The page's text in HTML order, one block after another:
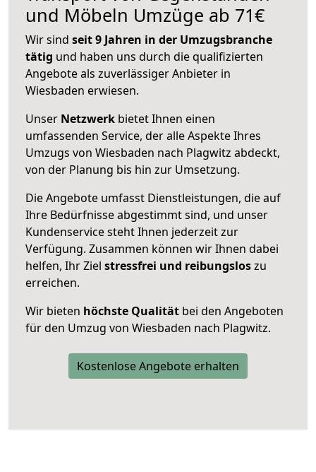
und Möbeln Umzüge ab 71€
Wir sind seit 9 Jahren in der Umzugsbranche
tätig und haben uns durch die qualifizierten
Angebote als zuverlässiger Anbieter in
Wiesbaden erwiesen.
Unser Netzwerk bietet Ihnen einen
umfassenden Service, der alle Aspekte Ihres
Umzugs von Wiesbaden nach Plagwitz abdeckt,
von der Planung bis hin zur Umsetzung.
Die Angebote umfasst Dienstleistungen, die auf
Ihre Bedürfnisse abgestimmt sind, und unser
Kundenservice steht Ihnen jederzeit zur
Verfügung. Zusammen können wir Ihnen dabei
helfen, Ihr Ziel stressfrei und reibungsloszu
erreichen.
Wir bieten höchste Qualität bei den Angeboten
für den Umzug von Wiesbaden nach Plagwitz.
Kostenlose Angebote erhalten